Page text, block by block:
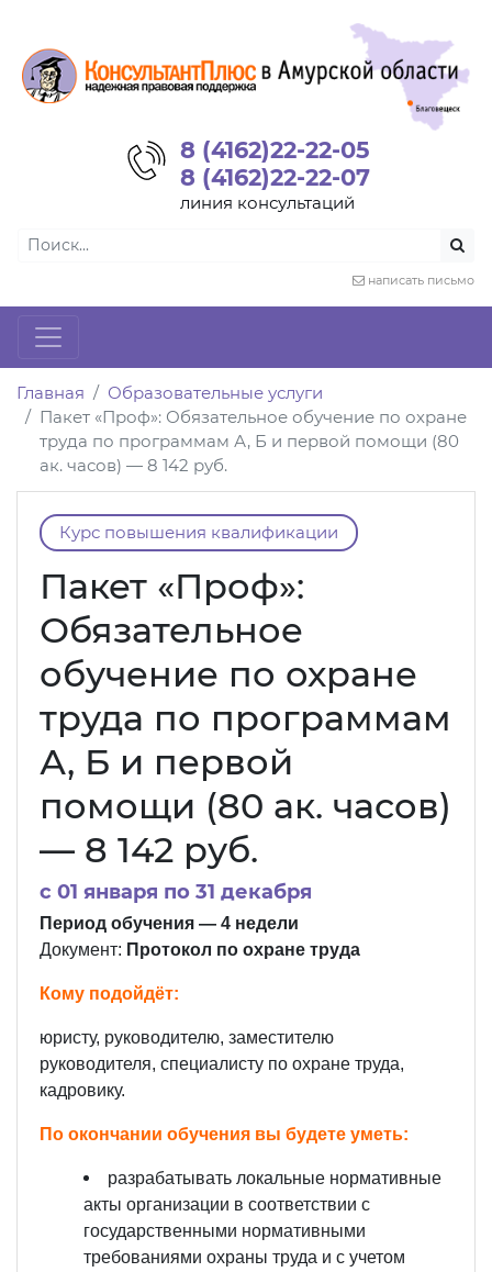
8 (4162)22-22-05
8 (4162)22-22-07
линия консультаций
написать письмо
Главная
Образовательные услуги
Пакет «Проф»: Обязательное обучение по охране
труда по программам А, Б и первой помощи (80
ак. часов) — 8 142 руб.
Курс повышения квалификации
Пакет «Проф»:
Обязательное
обучение по охране
труда по программам
А, Б и первой
помощи (80 ак. часов)
— 8 142 руб.
c 01 января по 31 декабря
Период обучения — 4 недели
Документ: Протокол по охране труда
Кому подойдёт:
юристу, руководителю, заместителю
руководителя, специалисту по охране труда,
кадровику.
По окончании обучения вы будете уметь:
разрабатывать локальные нормативные
акты организации в соответствии с
государственными нормативными
требованиями охраны труда и с учетом